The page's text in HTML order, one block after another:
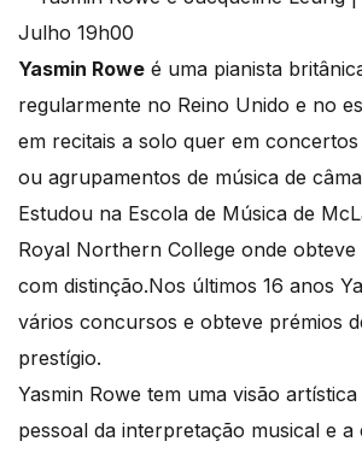
Yasmin Rowe é uma pianista
regularmente no Reino Unido e no
em recitais a solo quer em
ou agrupamentos de música de
Estudou na Escola de Música de
Royal Northern College onde obteve
com distinção.Nos últimos 16 anos
vários concursos e obteve prémios
prestígio.
Yasmin Rowe tem uma visão
pessoal da interpretação musical e a